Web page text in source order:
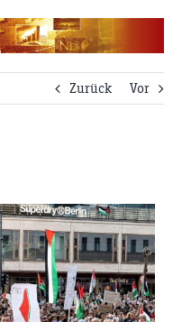
Zurück
Vor